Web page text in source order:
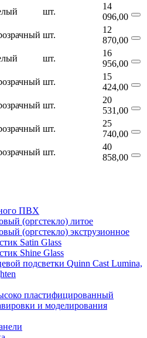
шт.
14
096,00
шт.
12
870,00
шт.
16
956,00
шт.
15
424,00
шт.
20
531,00
шт.
25
740,00
шт.
40
858,00
ПВХ
(оргстекло) литое
(оргстекло) экструзионное
Satin Glass
Shine Glass
подсветки Quinn Cast Lumina,
пластифицированный
и моделирования